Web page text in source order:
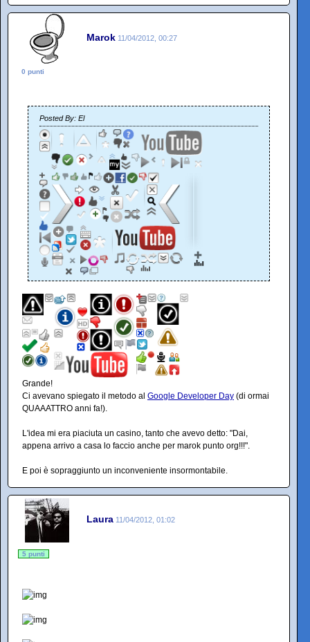
Marok 11/04/2012, 00:27
0 punti
Posted By: El
Grande!
Ci avevano spiegato il metodo al Google Developer Day (di ormai
QUAAATTRO anni fa!).
L'idea mi era piaciuta un casino, tanto che avevo detto: "Dai,
appena arrivo a casa lo faccio anche per marok punto org!!!".
E poi è sopraggiunto un inconveniente insormontabile.
Laura 11/04/2012, 01:02
5 punti